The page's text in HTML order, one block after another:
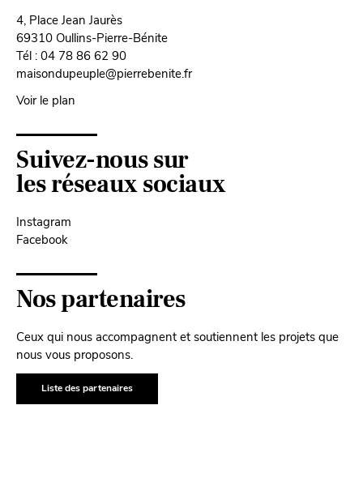
4, Place Jean Jaurès
69310 Oullins-Pierre-Bénite
Tél : 04 78 86 62 90
maisondupeuple@pierrebenite.fr
Voir le plan
Suivez-nous sur
les réseaux sociaux
Instagram
Facebook
Nos partenaires
Ceux qui nous accompagnent et soutiennent les projets que
nous vous proposons.
Liste des partenaires